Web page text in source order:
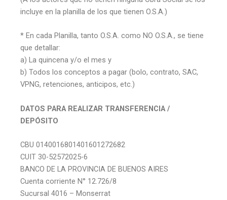
incluye en la planilla de los que tienen O.S.A.)
* En cada Planilla, tanto O.S.A. como NO O.S.A., se tiene
que detallar:
a) La quincena y/o el mes y
b) Todos los conceptos a pagar (bolo, contrato, SAC,
VPNG, retenciones, anticipos, etc.)
DATOS PARA REALIZAR TRANSFERENCIA /
DEPÓSITO
CBU 0140016801401601272682
CUIT 30-52572025-6
BANCO DE LA PROVINCIA DE BUENOS AIRES
Cuenta corriente N° 12.726/8
Sucursal 4016 – Monserrat